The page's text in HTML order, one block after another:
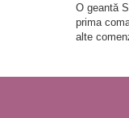
O geantă
prima
alte